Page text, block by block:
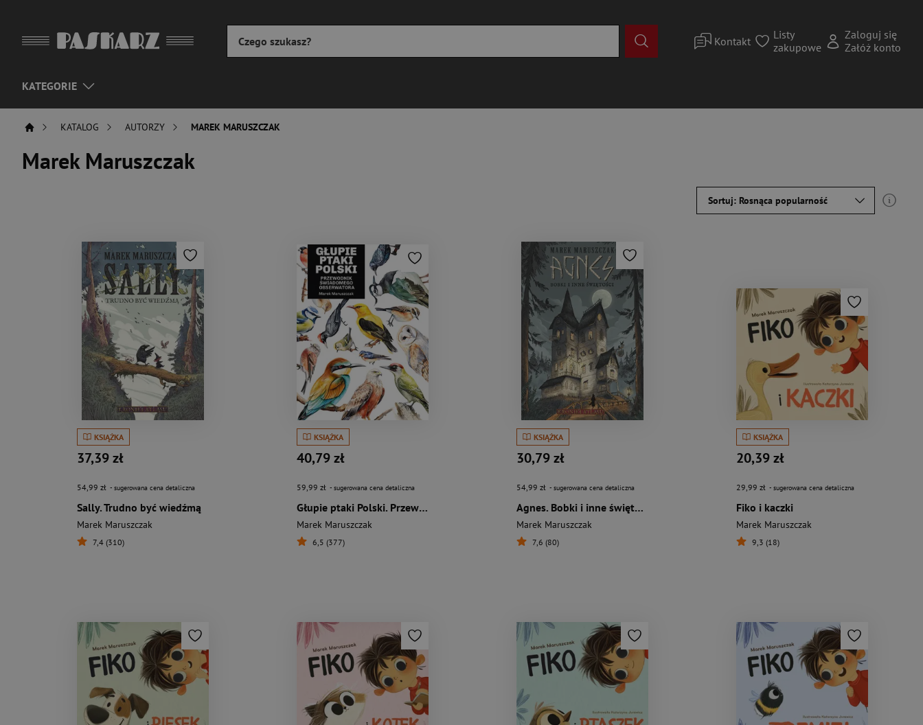
Kontakt
Listy
zakupowe
Zaloguj się
Załóż konto
KATEGORIE
KATALOG AUTORZY MAREK MARUSZCZAK
Marek Maruszczak
Sortuj: Rosnąca popularność
KSIĄŻKA
37,39 zł
54,99 zł - sugerowana cena detaliczna
Sally. Trudno być wiedźmą
Marek Maruszczak
7,4 (310)
KSIĄŻKA
40,79 zł
59,99 zł - sugerowana cena detaliczna
Głupie ptaki Polski. Przewodnik świadomego obserwatora
Marek Maruszczak
6,5 (377)
KSIĄŻKA
30,79 zł
54,99 zł - sugerowana cena detaliczna
Agnes. Bobki i inne świętości
Marek Maruszczak
7,6 (80)
KSIĄŻKA
20,39 zł
29,99 zł - sugerowana cena detaliczna
Fiko i kaczki
Marek Maruszczak
9,3 (18)